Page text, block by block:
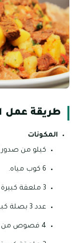
طريقة عمل
المكونات
كيلو من صدور
6 كوب مياه.
3 ملعقة كبيرة زيت نباتي.
عدد 3 بصلة كبيرة – مفرومة جيدًا.
4 فصوص من الثوم الطازج المهروس.